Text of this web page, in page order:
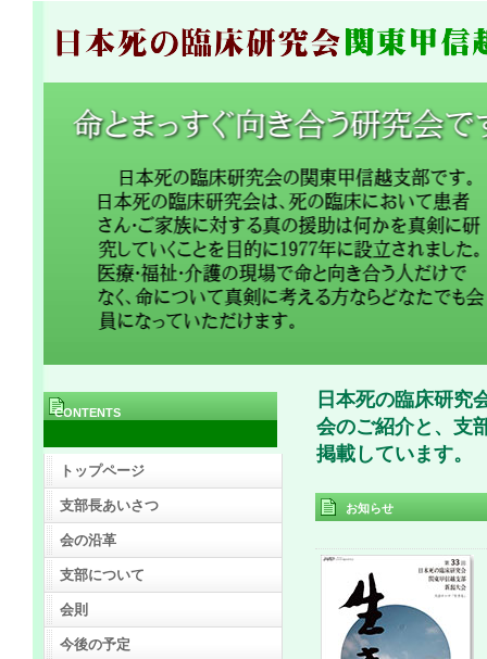
日本死の臨床研究
会のご紹介と、支
掲載しています。
お知らせ
CONTENTS
トップページ
支部長あいさつ
会の沿革
支部について
会則
今後の予定